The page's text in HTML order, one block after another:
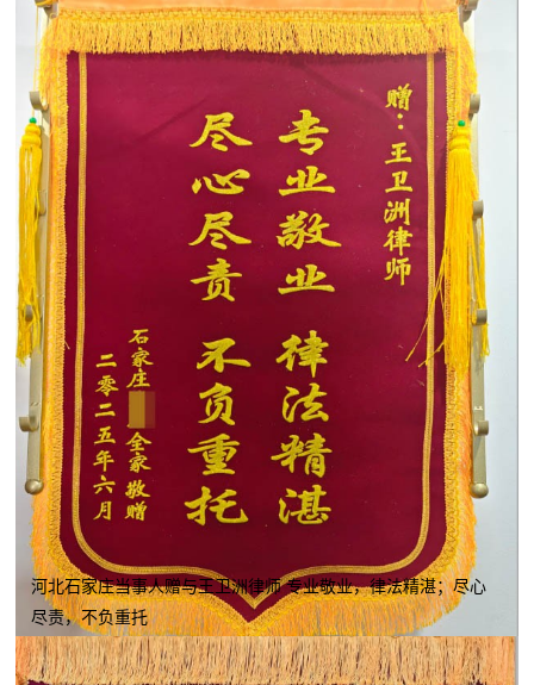
河北石家庄当事人赠与王卫洲律师 专业敬业，律法精湛；尽心
尽责，不负重托